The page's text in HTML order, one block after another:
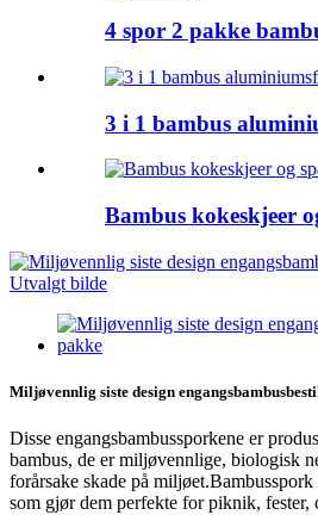
4 spor 2 pakke
3 i 1 bambus
Bambus kokeskjeer
Miljøvennlig siste design
Disse engangsbambussporkene er
bambus, de er miljøvennlige, biologisk
forårsake skade på
som gjør dem perfekte for piknik, fester,